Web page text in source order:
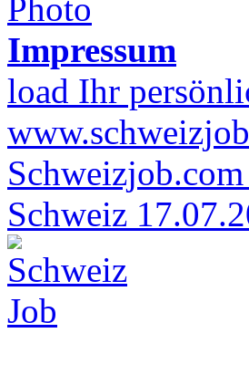
Impressum
load Ihr
Schweiz